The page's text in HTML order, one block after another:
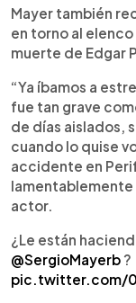
Mayer también
en torno al
muerte de Edgar
“Ya íbamos a
fue tan grave
de días aislados,
cuando lo quise
accidente en
lamentablemente
actor.
¿Le están
@SergioMayerb ?
pic.twitter.com/